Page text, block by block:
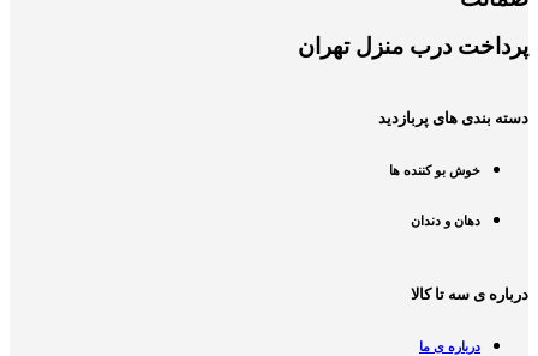
پرداخت درب منزل تهران
دسته بندی های پربازدید
خوش بو کننده ها
دهان و دندان
درباره ی سه تا کالا
درباره ی ما